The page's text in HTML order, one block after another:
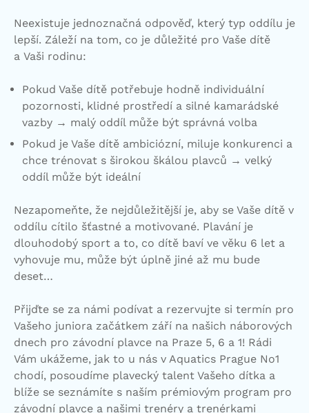
Neexistuje jednoznačná odpověď, který typ oddílu je
lepší. Záleží na tom, co je důležité pro Vaše dítě
a Vaši rodinu:
Pokud Vaše dítě potřebuje hodně individuální
pozornosti, klidné prostředí a silné kamarádské
vazby → malý oddíl může být správná volba
Pokud je Vaše dítě ambiciózní, miluje konkurenci a
chce trénovat s širokou škálou plavců → velký
oddíl může být ideální
Nezapomeňte, že nejdůležitější je, aby se Vaše dítě v
oddílu cítilo šťastné a motivované. Plavání je
dlouhodobý sport a to, co dítě baví ve věku 6 let a
vyhovuje mu, může být úplně jiné až mu bude
deset…
Přijďte se za námi podívat a rezervujte si termín pro
Vašeho juniora začátkem září na našich náborových
dnech pro závodní plavce na Praze 5, 6 a 1! Rádi
Vám ukážeme, jak to u nás v Aquatics Prague No1
chodí, posoudíme plavecký talent Vašeho dítka a
blíže se seznámíte s naším prémiovým program pro
závodní plavce a našimi trenéry a trenérkami